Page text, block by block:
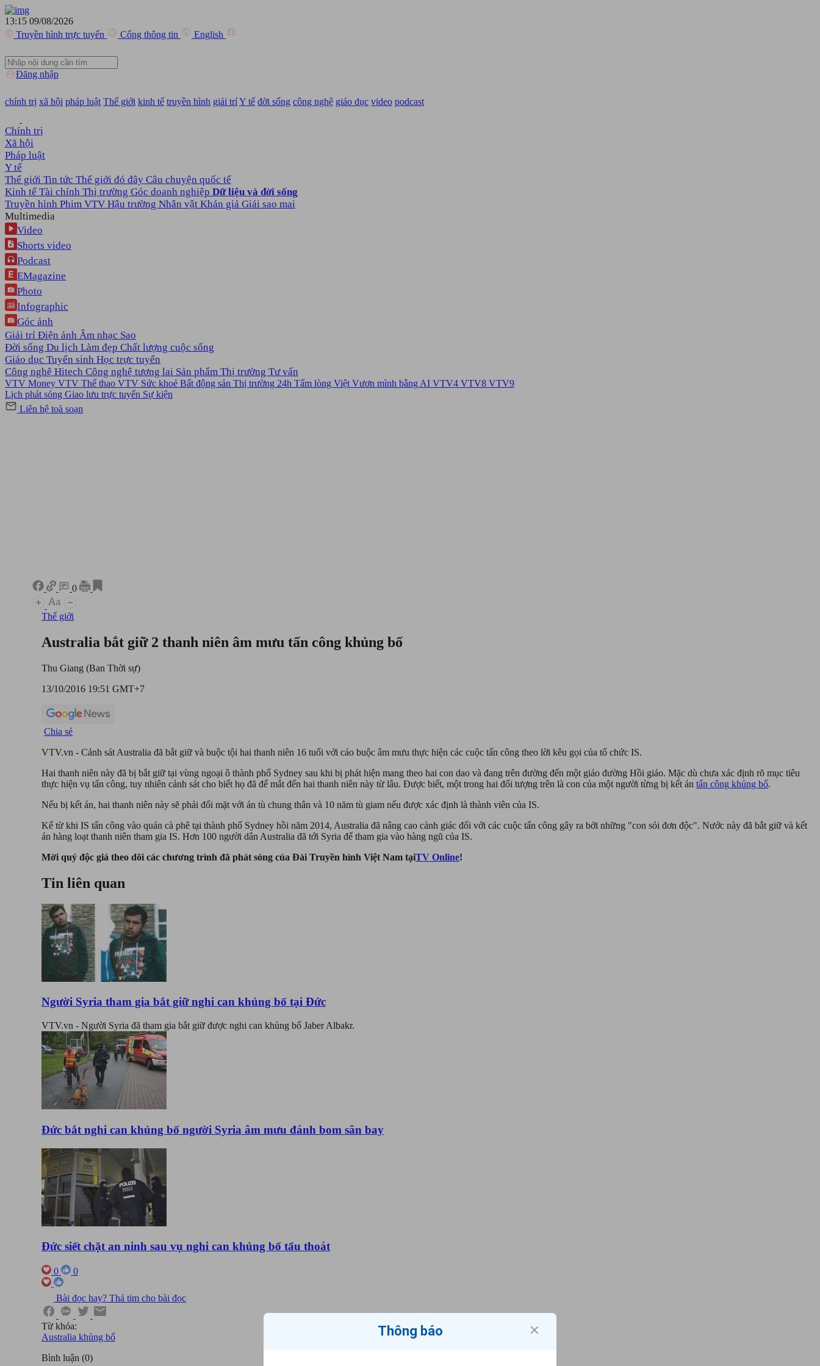
13:15 09/08/2026
Truyền hình trực tuyến
Cổng thông tin English
Đăng nhập
chính trị xã hội pháp luật Thế giới kinh tế truyền hình giải tríY tế đời sống công nghệ giáo dục video podcast
Chính trị
Xã hội
Pháp luật
Y tế
Thế giới Tin tức Thế giới đó đây Câu chuyện quốc tế
Kinh tế Tài chính Thị trường Góc doanh nghiệp Dữ liệu và đời sống
Truyền hình Phim VTV Hậu trường Nhân vật Khán giả Giải sao mai
Multimedia
Video
Shorts video
Podcast
EMagazine
Photo
Infographic
Góc ảnh
Giải trí Điện ảnh Âm nhạc Sao
Đời sống Du lịch Làm đẹp Chất lượng cuộc sống
Giáo dục Tuyển sinh Học trực tuyến
Công nghệ Hitech Công nghệ tương lai Sản phẩm Thị trường Tư vấn
VTV Money VTV Thể thao VTV Sức khoẻ Bất động sản Thị trường 24h Tấm lòng Việt Vươn mình bằng AI VTV4 VTV8 VTV9
Lịch phát sóng Giao lưu trực tuyến Sự kiện
Liên hệ toà soạn
0
Thế giới
Australia bắt giữ 2 thanh niên âm mưu tấn công khủng bố
Thu Giang (Ban Thời sự)
13/10/2016 19:51 GMT+7
Chia sẻ
VTV.vn - Cảnh sát Australia đã bắt giữ và buộc tội hai thanh niên 16 tuổi với cáo buộc âm mưu thực hiện các cuộc tấn công theo lời kêu gọi của tổ chức IS.
Hai thanh niên này đã bị bắt giữ tại vùng ngoại ô thành phố Sydney sau khi bị phát hiện mang theo hai con dao và đang trên đường đến một giáo đường Hồi giáo. Mặc dù chưa xác định rõ mục tiêu
thực hiện vụ tấn công, tuy nhiên cảnh sát cho biết họ đã để mắt đến hai thanh niên này từ lâu. Được biết, một trong hai đối tượng trên là con của một người từng bị kết án tấn công khủng bố.
Nếu bị kết án, hai thanh niên này sẽ phải đối mặt với án tù chung thân và 10 năm tù giam nếu được xác định là thành viên của IS.
Kể từ khi IS tấn công vào quán cà phê tại thành phố Sydney hồi năm 2014, Australia đã nâng cao cảnh giác đối với các cuộc tấn công gây ra bởi những "con sói đơn độc". Nước này đã bắt giữ và kết
án hàng loạt thanh niên tham gia IS. Hơn 100 người dân Australia đã tới Syria để tham gia vào hàng ngũ của IS.
Mời quý độc giả theo dõi các chương trình đã phát sóng của Đài Truyền hình Việt Nam tạiTV Online!
Tin liên quan
Người Syria tham gia bắt giữ nghi can khủng bố tại Đức
VTV.vn - Người Syria đã tham gia bắt giữ được nghi can khủng bố Jaber Albakr.
Đức bắt nghi can khủng bố người Syria âm mưu đánh bom sân bay
Đức siết chặt an ninh sau vụ nghi can khủng bố tẩu thoát
0 0
Bài đọc hay? Thả tim cho bài đọc
Từ khóa:
Australia khủng bố
Bình luận (0)
Thông báo